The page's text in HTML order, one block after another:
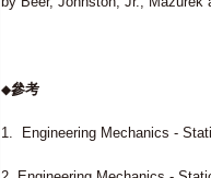
◆參考
1. Engineering Mechanics -